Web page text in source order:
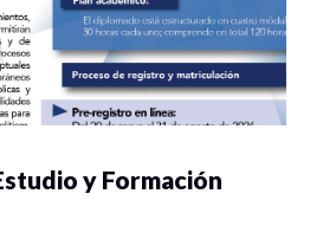
y Formación